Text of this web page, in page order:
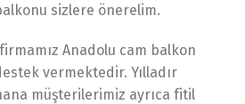
sizlere önerelim.
Anadolu cam balkon
vermektedir. Yılladır
müşterilerimiz ayrıca fitil